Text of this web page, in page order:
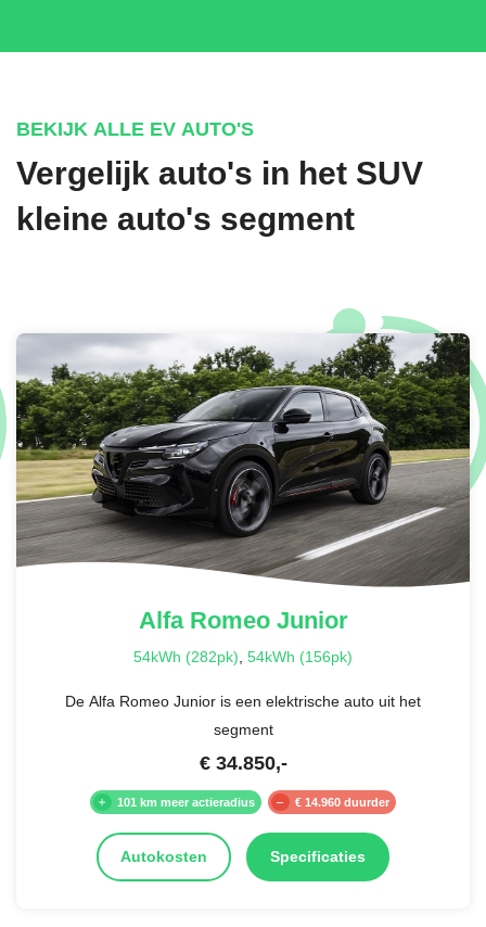
BEKIJK ALLE EV AUTO'S
Vergelijk auto's in het SUV
kleine auto's segment
Alfa RomeoJunior
54kWh (282pk), 54kWh (156pk)
De Alfa Romeo Junior is een elektrische auto uit het
segment
€ 34.850,-
101 km meer actieradius € 14.960 duurder
Autokosten Specificaties